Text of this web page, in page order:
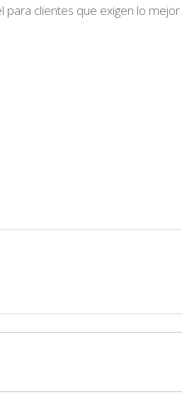
para clientes que exigen lo mejor.